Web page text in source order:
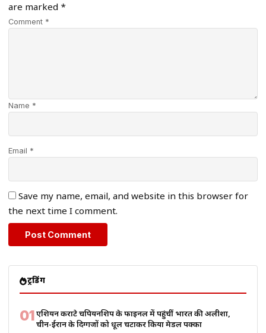
are marked *
Comment *
Name *
Email *
Save my name, email, and website in this browser for
the next time I comment.
ट्रेंडिंग
01एशियन कराटे चैंपियनशिप के फाइनल में पहुंचीं भारत की अलीशा,
चीन-ईरान के दिग्गजों को धूल चटाकर किया मेडल पक्का